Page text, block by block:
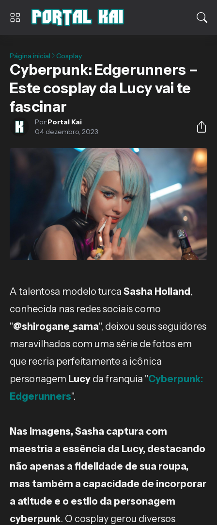
Página inicial Cosplay
Cyberpunk: Edgerunners –
Este cosplay da Lucy vai te
fascinar
Por:Portal Kai
04 dezembro, 2023
A talentosa modelo turca Sasha Holland,
conhecida nas redes sociais como
"@shirogane_sama", deixou seus seguidores
maravilhados com uma série de fotos em
que recria perfeitamente a icônica
personagem Lucy da franquia "Cyberpunk:
Edgerunners".
Nas imagens, Sasha captura com
maestria a essência da Lucy, destacando
não apenas a fidelidade de sua roupa,
mas também a capacidade de incorporar
a atitude e o estilo da personagem
cyberpunk. O cosplay gerou diversos